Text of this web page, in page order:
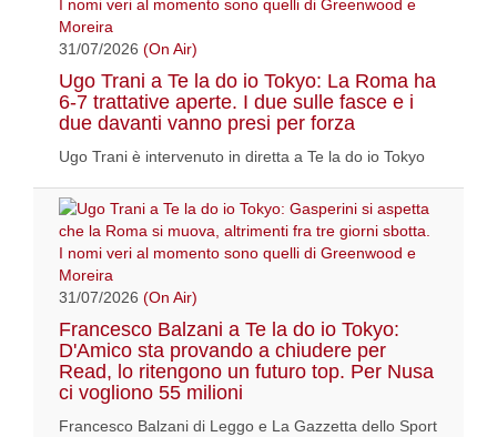
31/07/2026 (On Air)
Ugo Trani a Te la do io Tokyo: La Roma ha
6-7 trattative aperte. I due sulle fasce e i
due davanti vanno presi per forza
Ugo Trani è intervenuto in diretta a Te la do io Tokyo
31/07/2026 (On Air)
Francesco Balzani a Te la do io Tokyo:
D'Amico sta provando a chiudere per
Read, lo ritengono un futuro top. Per Nusa
ci vogliono 55 milioni
Francesco Balzani di Leggo e La Gazzetta dello Sport